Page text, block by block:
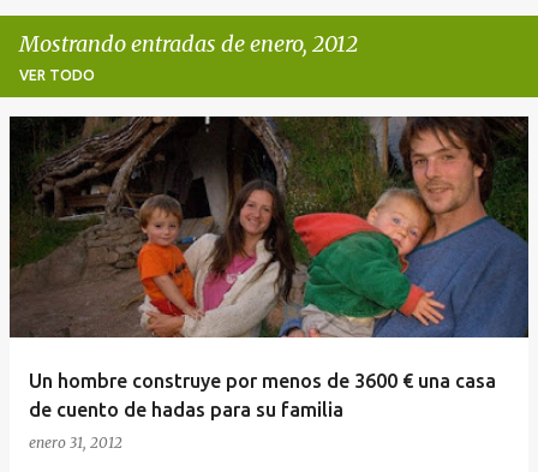
Mostrando entradas de enero, 2012
VER TODO
n
t
a
Un hombre construye por menos de 3600 € una casa
de cuento de hadas para su familia
enero 31, 2012